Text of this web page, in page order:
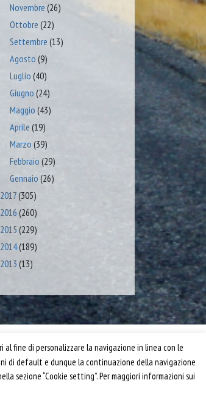
Novembre (26)
Ottobre (22)
Settembre (13)
Agosto (9)
Luglio (40)
Giugno (24)
Maggio (43)
Aprile (19)
Marzo (39)
Febbraio (29)
Gennaio (26)
2017(305)
2016 (260)
2015 (229)
2014(189)
2013 (13)
Policy
fine di personalizzare la navigazione in linea con le
di default e dunque la continuazione della navigazione
sezione “Cookie setting”. Per maggiori informazioni sui